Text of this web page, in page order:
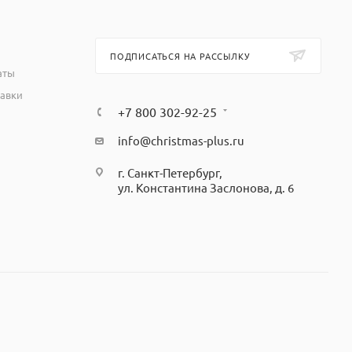
ПОДПИСАТЬСЯ НА РАССЫЛКУ
+7 800 302-92-25
info@christmas-plus.ru
г. Санкт-Петербург,
ул. Константина Заслонова, д. 6